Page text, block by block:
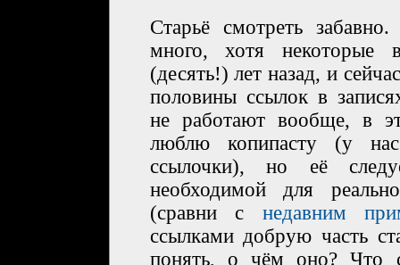
Старьё смотреть
много, хотя некоторые
(десять!) лет назад, и
половины ссылок в
не работают вообще, в
люблю копипасту (у
ссылочки), но её
необходимой для
(сравни с недавним
ссылками добрую часть
понять, о чём оно? Что